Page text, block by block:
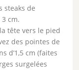
steaks de
cm.
tête vers le pied
des pointes de
d’1,5 cm (faites
surgelées